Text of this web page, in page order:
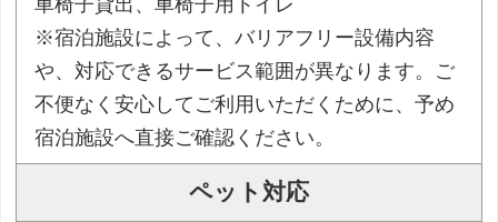
※宿泊施設によって、バリアフリー設備内容
や、対応できるサービス範囲が異なります。ご
不便なく安心してご利用いただくために、予め
宿泊施設へ直接ご確認ください。
ペット対応